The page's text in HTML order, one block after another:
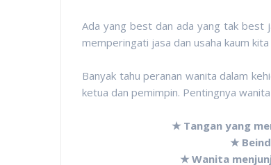
Ada yang best dan ada yang tak best
memperingati jasa dan usaha kaum
Banyak tahu peranan wanita dalam
ketua dan pemimpin. Pentingnya
★ Tangan yang
★
★ Wanita